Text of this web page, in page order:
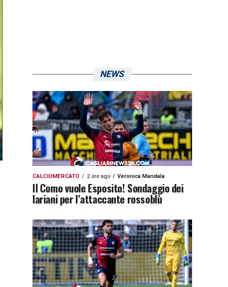
NEWS
CALCIOMERCATO 2 ore ago Veronica Mandala
Il Como vuole Esposito! Sondaggio dei
lariani per l’attaccante rossoblù